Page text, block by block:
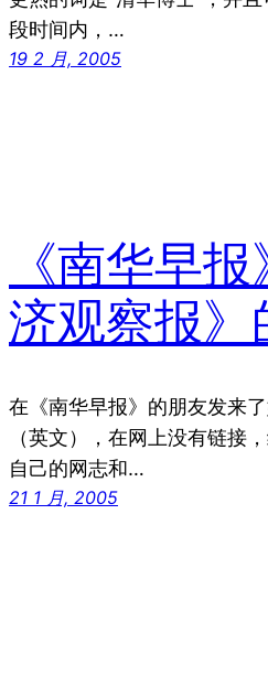
段时间内，…
19 2 月, 2005
《南华早
济观察报》
在《南华早报》的朋友发来
（英文），在网上没有链接
自己的网志和…
21 1 月, 2005